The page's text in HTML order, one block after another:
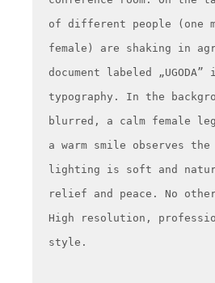
of different people (one
female) are shaking in
document labeled
typography. In the
blurred, a calm female
a warm smile observes the
lighting is soft and
relief and peace. No
High resolution,
style.